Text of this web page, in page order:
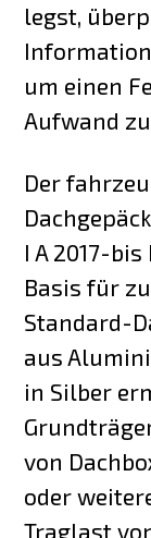
legst,
um einen
Aufwand
Der
I A 2017-
Basis für
Standard-
aus
in Silber
von
oder
Traglast